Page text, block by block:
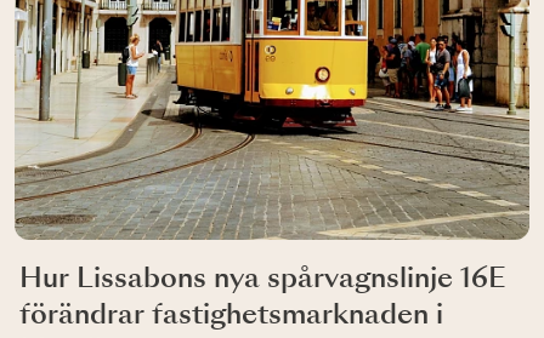
Hur Lissabons nya spårvagnslinje 16E
förändrar fastighetsmarknaden i